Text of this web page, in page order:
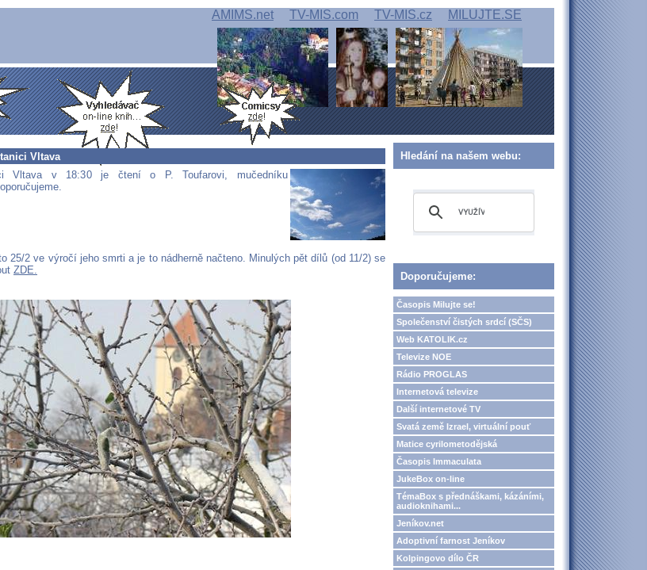
AMIMS.net TV-MIS.com TV-MIS.cz MILUJTE.SE
Vltava
Vltava v 18:30 je čtení o P. Toufarovi, mučedníku
25/2 ve výročí jeho smrti a je to nádherně načteno. Minulých pět dílů (od 11/2) se
ZDE.
Hledání na našem webu:
Doporučujeme:
Časopis Milujte se!
Společenství čistých srdcí (SČS)
Web KATOLIK.cz
Televize NOE
Rádio PROGLAS
Internetová televize
Další internetové TV
Svatá země Izrael, virtuální pouť
Matice cyrilometodějská
Časopis Immaculata
JukeBox on-line
TémaBox s přednáškami, kázáními,
audioknihami...
Jeníkov.net
Adoptivní farnost Jeníkov
Kolpingovo dílo ČR